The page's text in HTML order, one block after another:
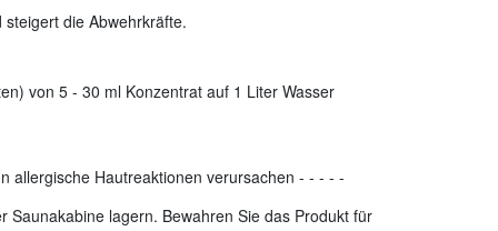
die Abwehrkräfte.
von 5 - 30 ml Konzentrat auf 1 Liter Wasser
allergische Hautreaktionen verursachen - - - - -
Saunakabine lagern. Bewahren Sie das Produkt für